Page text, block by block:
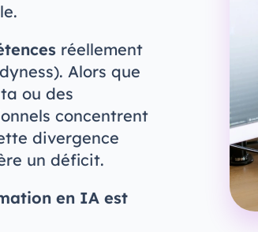
réellement
Alors que
ou des
concentrent
divergence
un déficit.
en IA est